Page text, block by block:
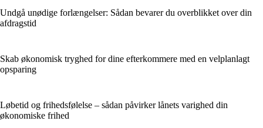
Undgå unødige forlængelser: Sådan bevarer du overblikket over din
afdragstid
Skab økonomisk tryghed for dine efterkommere med en velplanlagt
opsparing
Løbetid og frihedsfølelse – sådan påvirker lånets varighed din
økonomiske frihed